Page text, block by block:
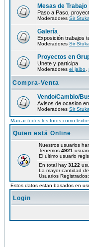
Mesas de Trabajo
Paso a Paso,
Moderadores Sir Stuka
Galería
Exposición trabajos
Moderadores Sir Stuka
Proyectos en
Unete y participa
Moderadores el jaibo
Compra-Venta
Vendo/Cambio/
Avisos de ocasion
Moderadores Sir Stuka
Marcar todos los foros como
Quien está Online
Nuestros usuarios
Tenemos 4921
El último usuario
En total hay 3122
La mayor cantidad
Usuarios
Estos datos estan basados en
Login